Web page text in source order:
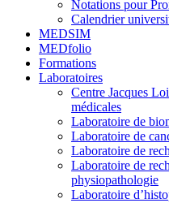
Notations pour
Calendrier
MEDSIM
MEDfolio
Formations
Laboratoires
Centre Jacques
médicales
Laboratoire de
Laboratoire de
Laboratoire de
Laboratoire de
physiopathologie
Laboratoire